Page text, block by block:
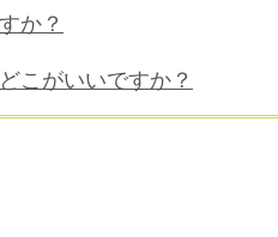
か？
こがいいですか？